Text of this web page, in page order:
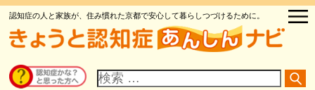
認知症の人と家族が、住み慣れた京都で安心して暮らしつづけるために。
イ
ト